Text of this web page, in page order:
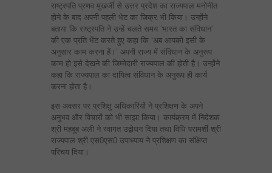
राष्ट्रपति प्रणव मुखर्जी से उत्तर प्रदेश का राज्यपाल मनोनीत
होने के बाद अपनी पहली भेट का जिक्र भी किया। उन्होंने
बताया कि राष्ट्रपति ने उन्हें चलते समय ‘भारत का संविधान‘
की एक प्रति भेंट करते हुए कहा कि ‘अब आपको इसी के
अनुसार काम करना हैं।‘ अपनी राज्य में संविधान के अनुरूप
काम हो इसे देखने की जिम्मेदारी राज्यपाल की होती है। उन्होंने
कहा कि राज्यपाल का दायित्व संविधान के अनुरूप ही कार्य
करना होता है।
इस अवसर पर प्रशिक्षु अधिकारियों ने प्रशिक्षण के अपने
अनुभव और विचारों को भी साझा किया। कार्यक्र्रम में निदेशक
श्री महबूब अली ने स्वागत उद्बोधन दिया तथा विधि परामर्शी श्री
राज्यपाल श्री एस0एस0 उपाध्याय ने प्रशिक्षण का संक्षिप्त
परिचय दिया।